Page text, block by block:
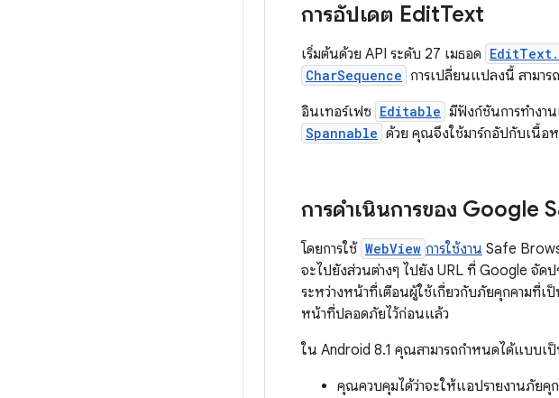
การอัปเดต EditText
เริ่มต้นด้วย API ระดับ 27 เมธอด
CharSequence การเปลี่ยนแปลงนี้ สามา
อินเทอร์เฟซ Editable มีฟังก์ชันการทำงา
Spannable ด้วย คุณจึงใช้มาร์กอัปกับเนื้อ
การดำเนินการของ Google
โดยการใช้ WebView การใช้งาน Safe
จะไปยังส่วนต่างๆ ไปยัง URL ที่ Google จัด
ระหว่างหน้าที่เตือนผู้ใช้เกี่ยวกับภัยคุกคามที่
หน้าที่ปลอดภัยไว้ก่อนแล้ว
ใน Android 8.1 คุณสามารถกำหนดได้แบบเ
คุณควบคุมได้ว่าจะให้แอปรายงานภัยคุ